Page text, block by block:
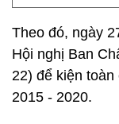
Theo đó, ngày
Hội nghị Ban
22) để kiện
2015 - 2020.